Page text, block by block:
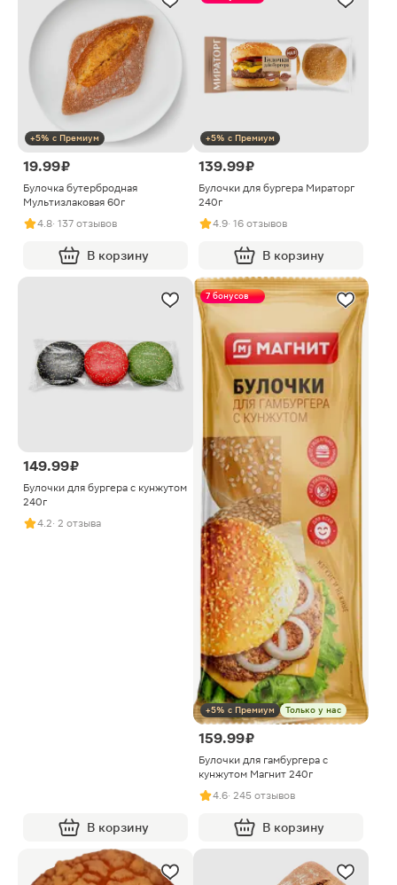
+5% с Премиум
19.99 ₽
Булочка бутербродная
Мультизлаковая 60г
4.8· 137 отзывов
В корзину
+5% с Премиум
139.99 ₽
Булочки для бургера Мираторг
240г
4.9· 16 отзывов
В корзину
149.99 ₽
Булочки для бургера с кунжутом
240г
4.2· 2 отзыва
В корзину
7 бонусов
+5% с Премиум Только у нас
159.99 ₽
Булочки для гамбургера с
кунжутом Магнит 240г
4.6· 245 отзывов
В корзину